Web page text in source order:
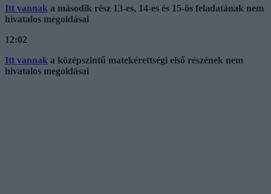
Itt vannak a második rész 13-es, 14-es és 15-ös feladatának nem
hivatalos megoldásai
12:02
Itt vannak a középszintű matekérettségi első részének nem
hivatalos megoldásai